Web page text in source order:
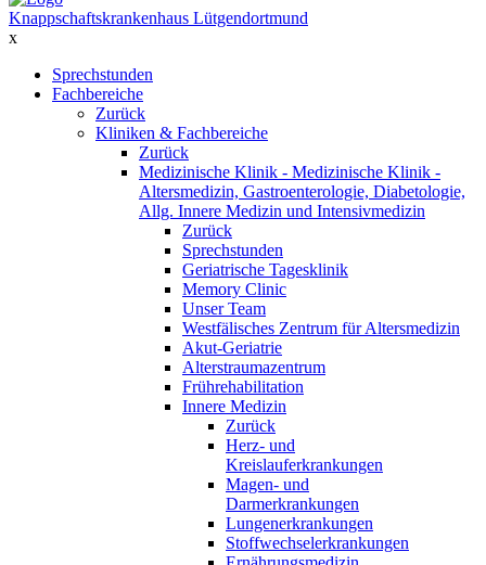
Knappschaftskrankenhaus Lütgendortmund
x
Sprechstunden
Fachbereiche
Zurück
Kliniken & Fachbereiche
Zurück
Medizinische Klinik - Medizinische Klinik -
Altersmedizin, Gastroenterologie, Diabetologie,
Allg. Innere Medizin und Intensivmedizin
Zurück
Sprechstunden
Geriatrische Tagesklinik
Memory Clinic
Unser Team
Westfälisches Zentrum für Altersmedizin
Akut-Geriatrie
Alterstraumazentrum
Frührehabilitation
Innere Medizin
Zurück
Herz- und
Kreislauferkrankungen
Magen- und
Darmerkrankungen
Lungenerkrankungen
Stoffwechselerkrankungen